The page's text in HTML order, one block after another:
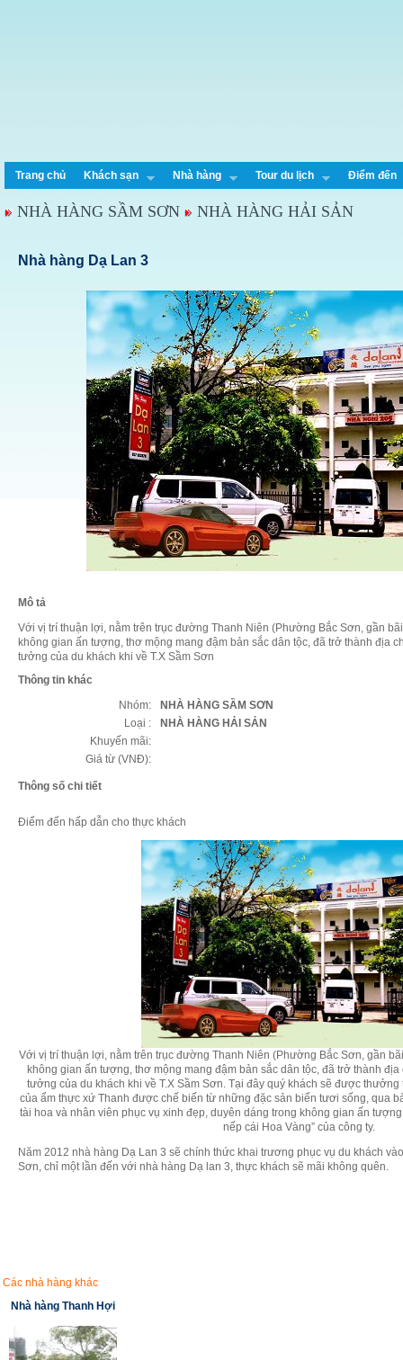
Trang chủ Khách sạn Nhà hàng Tour du lịch Điểm đến
NHÀ HÀNG SẦM SƠN NHÀ HÀNG HẢI SẢN
Nhà hàng Dạ Lan 3
Mô tả
Với vị trí thuận lợi, nằm trên trục đường Thanh Niên (Phường Bắc Sơn, gần
không gian ấn tượng, thơ mộng mang đậm bản sắc dân tộc, đã trở thành địa
tưởng của du khách khi về T.X Sầm Sơn
Thông tin khác
Nhóm:
NHÀ HÀNG SẦM SƠN
Loại :
NHÀ HÀNG HẢI SẢN
Khuyến mãi:
Giá từ (VNĐ):
Thông số chi tiết
Điểm đến hấp dẫn cho thực khách
Với vị trí thuận lợi, nằm trên trục đường Thanh Niên (Phường Bắc Sơn, gần
không gian ấn tượng, thơ mộng mang đậm bản sắc dân tộc, đã trở thành
tưởng của du khách khi về T.X Sầm Sơn. Tại đây quý khách sẽ được
của ẩm thực xứ Thanh được chế biến từ những đặc sản biển tươi sống, qua
tài hoa và nhân viên phục vụ xinh đẹp, duyên dáng trong không gian ấn
nếp cái Hoa Vàng” của công ty.
Năm 2012 nhà hàng Dạ Lan 3 sẽ chính thức khai trương phục vụ du khách
Sơn, chỉ một lần đến với nhà hàng Dạ lan 3, thực khách sẽ mãi không quên.
Các nhà hàng khác
Nhà hàng Thanh Hợi